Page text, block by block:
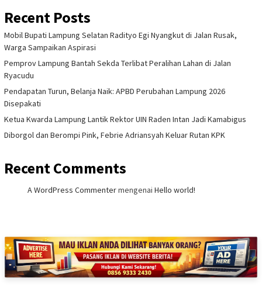
Recent Posts
Mobil Bupati Lampung Selatan Radityo Egi Nyangkut di Jalan Rusak,
Warga Sampaikan Aspirasi
Pemprov Lampung Bantah Sekda Terlibat Peralihan Lahan di Jalan
Ryacudu
Pendapatan Turun, Belanja Naik: APBD Perubahan Lampung 2026
Disepakati
Ketua Kwarda Lampung Lantik Rektor UIN Raden Intan Jadi Kamabigus
Diborgol dan Berompi Pink, Febrie Adriansyah Keluar Rutan KPK
Recent Comments
A WordPress Commentermengenai Hello world!